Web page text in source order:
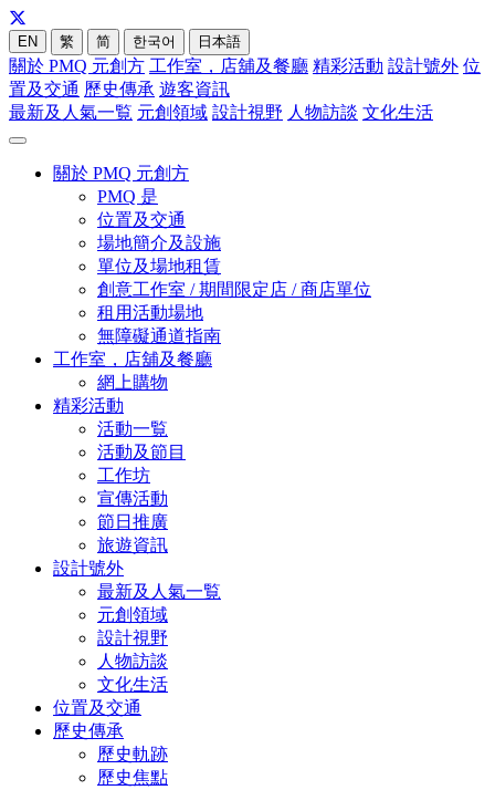
EN 繁 简 한국어 日本語
關於 PMQ 元創方 工作室，店舖及餐廳 精彩活動 設計號外 位
置及交通 歷史傳承 遊客資訊
最新及人氣一覧 元創領域 設計視野 人物訪談 文化生活
關於 PMQ 元創方
PMQ 是
位置及交通
場地簡介及設施
單位及場地租賃
創意工作室 / 期間限定店 / 商店單位
租用活動場地
無障礙通道指南
工作室，店舖及餐廳
網上購物
精彩活動
活動一覧
活動及節目
工作坊
宣傳活動
節日推廣
旅遊資訊
設計號外
最新及人氣一覧
元創領域
設計視野
人物訪談
文化生活
位置及交通
歷史傳承
歷史軌跡
歷史焦點